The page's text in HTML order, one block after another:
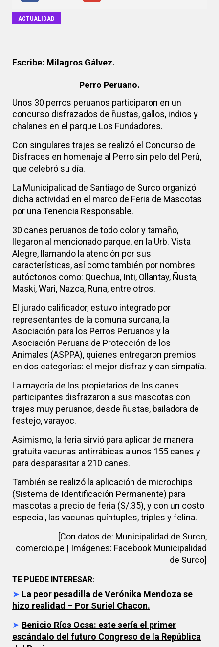
ACTUALIDAD
Escribe: Milagros Gálvez.
Perro Peruano.
Unos 30 perros peruanos participaron en un
concurso disfrazados de ñustas, gallos, indios y
chalanes en el parque Los Fundadores.
Con singulares trajes se realizó el Concurso de
Disfraces en homenaje al Perro sin pelo del Perú,
que celebró su día.
La Municipalidad de Santiago de Surco organizó
dicha actividad en el marco de Feria de Mascotas
por una Tenencia Responsable.
30 canes peruanos de todo color y tamaño,
llegaron al mencionado parque, en la Urb. Vista
Alegre, llamando la atención por sus
características, así como también por nombres
autóctonos como: Quechua, Inti, Ollantay, Ñusta,
Maski, Wari, Nazca, Runa, entre otros.
El jurado calificador, estuvo integrado por
representantes de la comuna surcana, la
Asociación para los Perros Peruanos y la
Asociación Peruana de Protección de los
Animales (ASPPA), quienes entregaron premios
en dos categorías: el mejor disfraz y can simpatía.
La mayoría de los propietarios de los canes
participantes disfrazaron a sus mascotas con
trajes muy peruanos, desde ñustas, bailadora de
festejo, varayoc.
Asimismo, la feria sirvió para aplicar de manera
gratuita vacunas antirrábicas a unos 155 canes y
para desparasitar a 210 canes.
También se realizó la aplicación de microchips
(Sistema de Identificación Permanente) para
mascotas a precio de feria (S/.35), y con un costo
especial, las vacunas quíntuples, triples y felina.
[Con datos de: Municipalidad de Surco,
comercio.pe | Imágenes: Facebook Municipalidad
de Surco]
TE PUEDE INTERESAR:
➤ La peor pesadilla de Verónika Mendoza se
hizo realidad – Por Suriel Chacon.
➤ Benicio Ríos Ocsa: este sería el primer
escándalo del futuro Congreso de la República